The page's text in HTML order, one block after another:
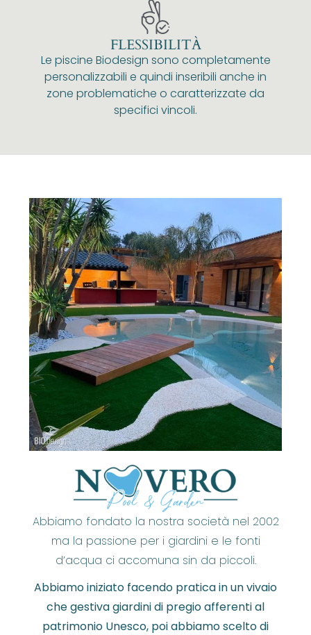
FLESSIBILITÀ
Le piscine Biodesign sono completamente
personalizzabili e quindi inseribili anche in
zone problematiche o caratterizzate da
specifici vincoli.
Abbiamo fondato la nostra società nel 2002
ma la passione per i giardini e le fonti
d’acqua ci accomuna sin da piccoli.
Abbiamo iniziato facendo pratica in un vivaio
che gestiva giardini di pregio afferenti al
patrimonio Unesco, poi abbiamo scelto di